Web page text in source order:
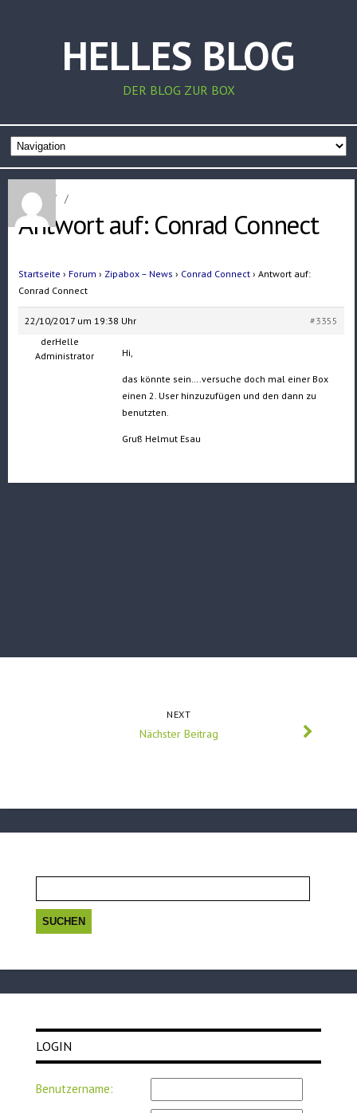
HELLES BLOG
DER BLOG ZUR BOX
Home / /
Antwort auf: Conrad Connect
Startseite › Forum › Zipabox – News › Conrad Connect › Antwort auf:
Conrad Connect
22/10/2017 um 19:38 Uhr
#3355
derHelle
Administrator
Hi,
das könnte sein….versuche doch mal einer Box
einen 2. User hinzuzufügen und den dann zu
benutzten.
Gruß Helmut Esau
NEXT
Nächster Beitrag
nach:
LOGIN
Benutzername: